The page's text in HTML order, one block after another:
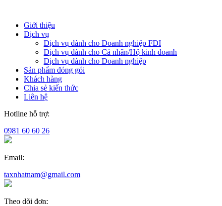
Giới thiệu
Dịch vụ
Dịch vụ dành cho Doanh nghiệp FDI
Dịch vụ dành cho Cá nhân/Hộ kinh doanh
Dịch vụ dành cho Doanh nghiệp
Sản phẩm đóng gói
Khách hàng
Chia sẻ kiến thức
Liên hệ
Hotline hỗ trợ:
0981 60 60 26
Email:
taxnhatnam@gmail.com
Theo dõi đơn: